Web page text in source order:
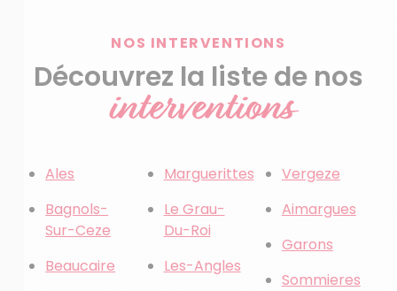
NOS INTERVENTIONS
Découvrez la liste de nos
interventions
Ales
Bagnols-
Sur-Ceze
Beaucaire
Marguerittes
Le Grau-
Du-Roi
Les-Angles
Vergeze
Aimargues
Garons
Sommieres